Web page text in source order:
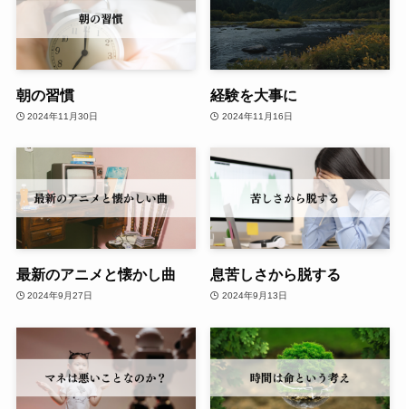
朝の習慣
2024年11月30日
経験を大事に
2024年11月16日
最新のアニメと懐かし曲
2024年9月27日
息苦しさから脱する
2024年9月13日